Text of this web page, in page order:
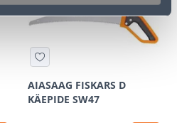
AIASAAG FISKARS D
KÄEPIDE SW47